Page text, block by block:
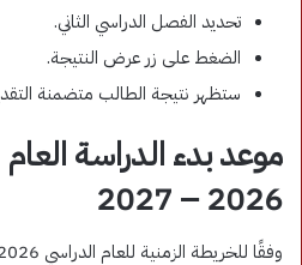
تحديد الفصل الدراسي الثاني.
الضغط على زر عرض النتيجة.
ستظهر نتيجة الطالب متضمنة
موعد بدء الدراسة
2026 – 2027